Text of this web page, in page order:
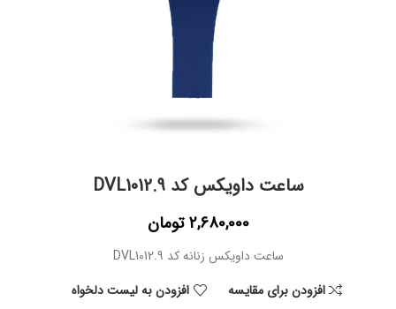
ساعت داویکس کد DVL1012.9
2,680,000 تومان
ساعت داویکس زنانه کد DVL1012.9
افزودن برای مقایسه
افزودن به لیست دلخواه